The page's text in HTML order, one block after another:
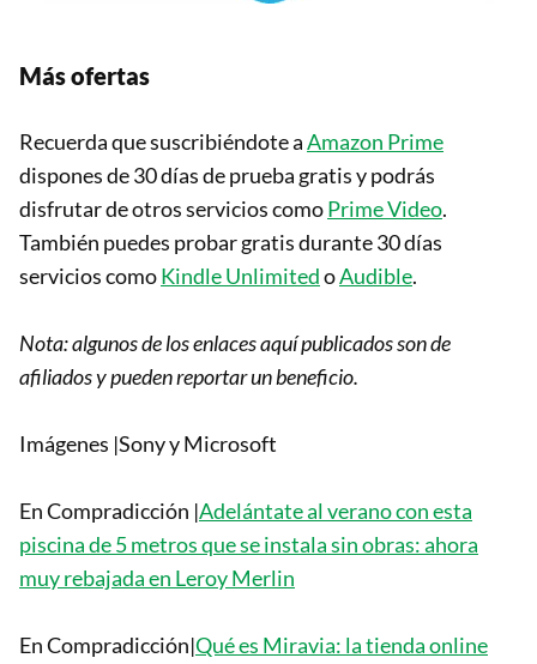
Más ofertas
Recuerda que suscribiéndote aAmazon Prime
dispones de 30 días de prueba gratis y podrás
disfrutar de otros servicios comoPrime Video.
También puedes probar gratis durante 30 días
servicios comoKindle UnlimitedoAudible.
Nota: algunos de los enlaces aquí publicados son de
afiliados y pueden reportar un beneficio.
Imágenes |Sony y Microsoft
En Compradicción |Adelántate al verano con esta
piscina de 5 metros que se instala sin obras: ahora
muy rebajada en Leroy Merlin
En Compradicción|Qué es Miravia: la tienda online